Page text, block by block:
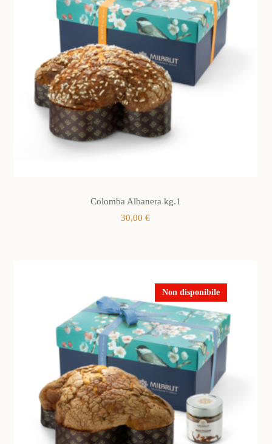
Colomba Albanera kg.1
30,00€
Non disponibile